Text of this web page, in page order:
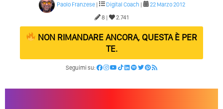
Paolo Franzese | Digital Coach |
22 Marzo 2012
8 |
2.741
NON RIMANDARE ANCORA, QUESTA È PER
TE.
Seguimi su: